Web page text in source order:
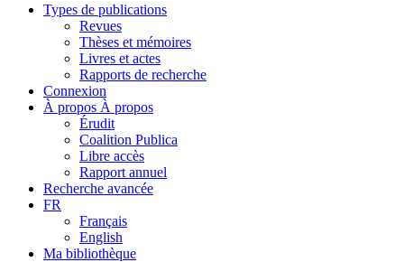
Types de publications
Revues
Thèses et mémoires
Livres et actes
Rapports de recherche
Connexion
À propos À propos
Érudit
Coalition Publica
Libre accès
Rapport annuel
Recherche avancée
FR
Français
English
Ma bibliothèque